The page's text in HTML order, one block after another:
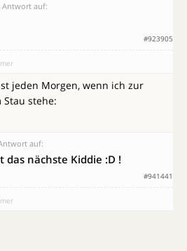
Antwort auf:
#923905
jeden Morgen, wenn ich zur
stehe:
auf:
nächste Kiddie :D !
#941441